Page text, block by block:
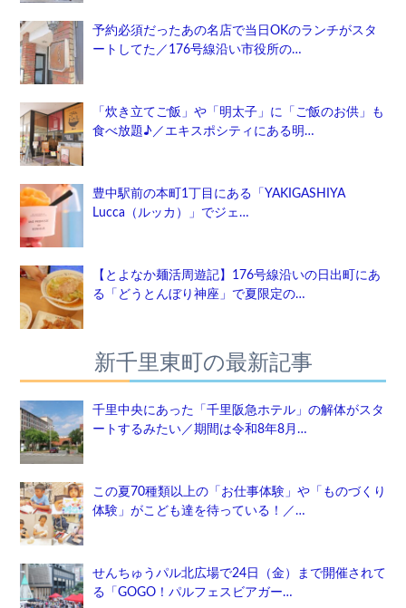
予約必須だったあの名店で当日OKのランチがスタ
ートしてた／176号線沿い市役所の…
「炊き立てご飯」や「明太子」に「ご飯のお供」も
食べ放題♪／エキスポシティにある明…
豊中駅前の本町1丁目にある「YAKIGASHIYA
Lucca（ルッカ）」でジェ…
【とよなか麺活周遊記】176号線沿いの日出町にあ
る「どうとんぼり神座」で夏限定の…
新千里東町の最新記事
千里中央にあった「千里阪急ホテル」の解体がスタ
ートするみたい／期間は令和8年8月…
この夏70種類以上の「お仕事体験」や「ものづくり
体験」がこども達を待っている！／…
せんちゅうパル北広場で24日（金）まで開催されて
る「GOGO！パルフェスビアガー…